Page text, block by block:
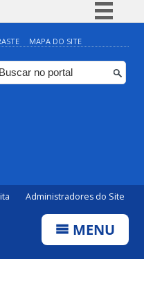
Simplifique!
Comunica BR
Participe
MAPA DO SITE
Administradores do Site
MENU